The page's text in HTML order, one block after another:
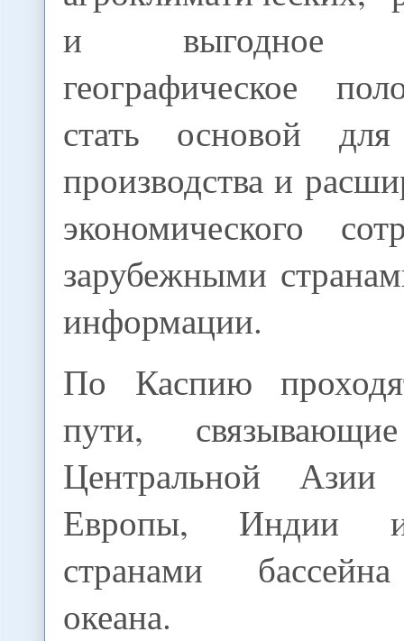
и выгодное
географическое
стать основой
производства и
экономического
зарубежными
информации.
По Каспию
пути,
Центральной
Европы, Индии и
странами
океана.